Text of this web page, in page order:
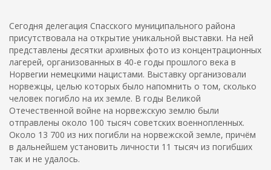
о
й
в
о
й
н
ы
й
э
к
с
п
е
д
и
ц
и
и
в
П
о
К
а
з
а
н
в
с
т
р
е
т
л
Сегодня делегация Спасского муниципального района
присутствовала на открытие уникальной выставки. На ней
представлены десятки архивных фото из концентрационных
лагерей, организованных в 40-е годы прошлого века в
Норвегии немецкими нацистами. Выставку организовали
норвежцы, целью которых было напомнить о том, сколько
человек погибло на их земле. В годы Великой
Отечественной войне на норвежскую землю были
отправлены около 100 тысяч советских военнопленных.
Около 13 700 из них погибли на норвежской земле, причём
в дальнейшем установить личности 11 тысяч из погибших
так и не удалось.